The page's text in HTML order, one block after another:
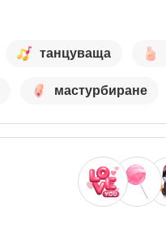
танцуваща
мастурбиране